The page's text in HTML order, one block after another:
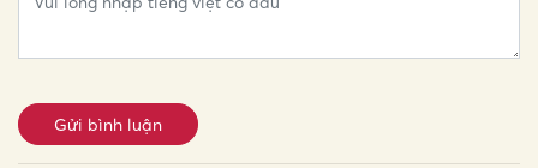
Gửi bình luận